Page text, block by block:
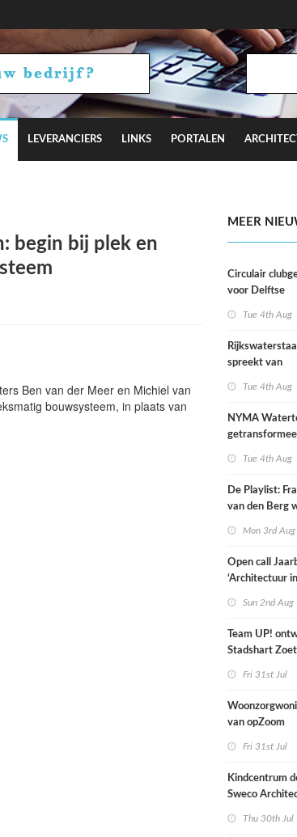
LEVERANCIERS LINKS PORTALEN
bij aan Hyde Park
begin bij plek en
Ben van der Meer en Michiel van
bouwsysteem, in plaats van
MEER
Circulair
voor Delftse
Tue 4th Aug
spreekt van
door droogte
Tue 4th Aug
NYMA
makersplaats in
Nijmegen
Tue 4th Aug
De Playlist:
van den Berg
Mon 3rd Aug
Open call
‘Architectuur in
Sun 2nd Aug
Team UP!
Stadshart
Fri 31st Jul
van opZoom
nieuwbouw en
industriële
Fri 31st Jul
Kindcentrum
Sweco
Thu 30th Jul